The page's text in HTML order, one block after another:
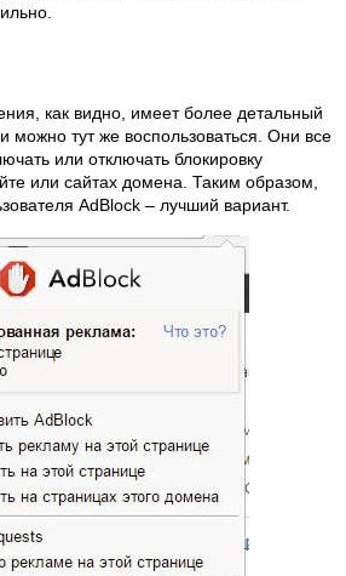
как видно, имеет более детальный
можно тут же воспользоваться. Они все
или отключать блокировку
или сайтах домена. Таким образом,
AdBlock – лучший вариант.